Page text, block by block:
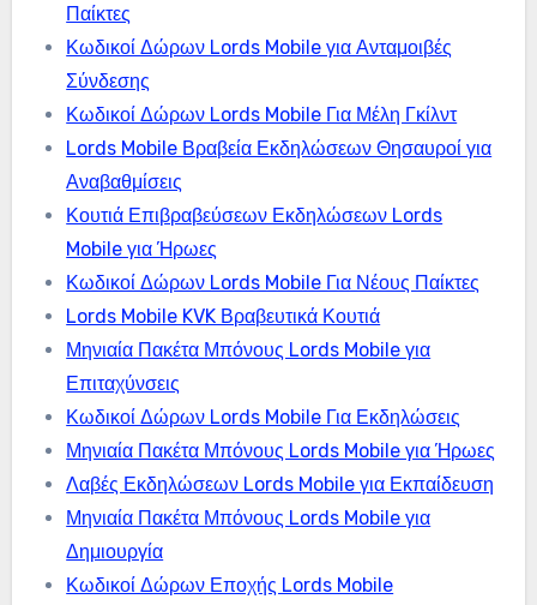
Παίκτες
Κωδικοί Δώρων Lords Mobile για Ανταμοιβές
Σύνδεσης
Κωδικοί Δώρων Lords Mobile Για Μέλη Γκίλντ
Lords Mobile Βραβεία Εκδηλώσεων Θησαυροί για
Αναβαθμίσεις
Κουτιά Επιβραβεύσεων Εκδηλώσεων Lords
Mobile για Ήρωες
Κωδικοί Δώρων Lords Mobile Για Νέους Παίκτες
Lords Mobile KVK Βραβευτικά Κουτιά
Μηνιαία Πακέτα Μπόνους Lords Mobile για
Επιταχύνσεις
Κωδικοί Δώρων Lords Mobile Για Εκδηλώσεις
Μηνιαία Πακέτα Μπόνους Lords Mobile για Ήρωες
Λαβές Εκδηλώσεων Lords Mobile για Εκπαίδευση
Μηνιαία Πακέτα Μπόνους Lords Mobile για
Δημιουργία
Κωδικοί Δώρων Εποχής Lords Mobile